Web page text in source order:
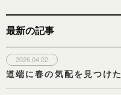
最新の記事
2026.04.02
道端に春の気配を見つけ